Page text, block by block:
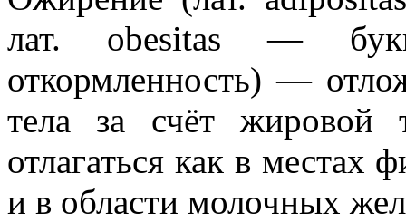
лат. obesitas —
откормленность) —
тела за счёт жировой
отлагаться как в местах
и в области молочных